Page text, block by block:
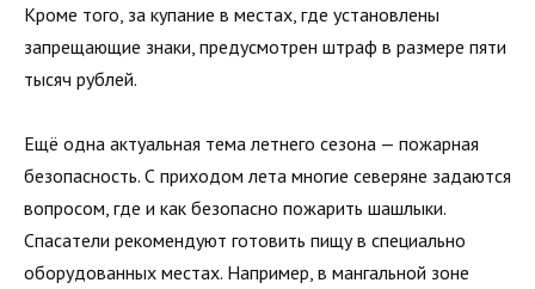
Кроме того, за купание в местах, где установлены
запрещающие знаки, предусмотрен штраф в размере пяти
тысяч рублей.
Ещё одна актуальная тема летнего сезона — пожарная
безопасность. С приходом лета многие северяне задаются
вопросом, где и как безопасно пожарить шашлыки.
Спасатели рекомендуют готовить пищу в специально
оборудованных местах. Например, в мангальной зоне